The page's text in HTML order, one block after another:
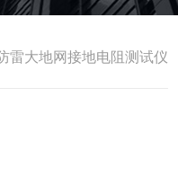
雷大地网接地电阻测试仪